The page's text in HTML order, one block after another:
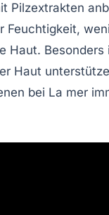
Pilzextrakten
Feuchtigkeit,
Haut.
Haut
bei La mer